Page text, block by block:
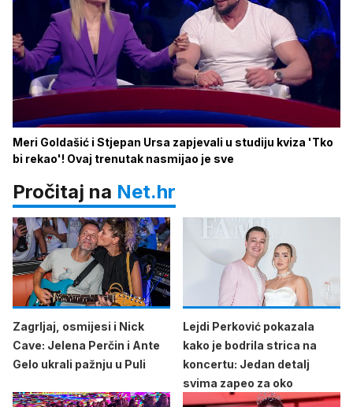
Meri Goldašić i Stjepan Ursa zapjevali u studiju kviza 'Tko
bi rekao'! Ovaj trenutak nasmijao je sve
Pročitaj na Net.hr
Zagrljaj, osmijesi i Nick
Cave: Jelena Perčin i Ante
Gelo ukrali pažnju u Puli
Lejdi Perković pokazala
kako je bodrila strica na
koncertu: Jedan detalj
svima zapeo za oko